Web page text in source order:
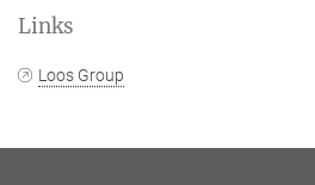
Links
Loos Group